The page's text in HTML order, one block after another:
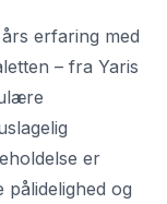
erfaring med
– fra Yaris
er
og